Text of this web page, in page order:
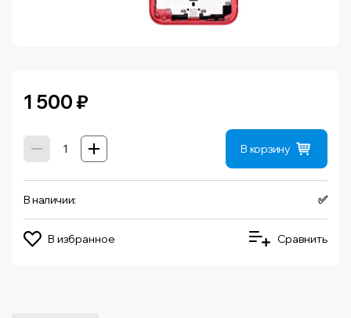
1 500₽
В корзину
В наличии: ✅
В избранное Сравнить